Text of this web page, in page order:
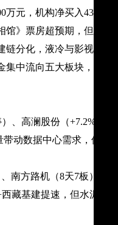
万元，机构净买入4300万
馆》票房超预期，但影视
链分化，液冷与影视成新
集中流向五大板块，反映
、高澜股份（+7.2%）
动数据中心需求，但板
南方路机（8天7板）、
藏基建提速，但水泥价